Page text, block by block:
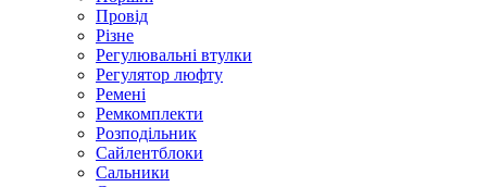
Провід
Різне
Регулювальні втулки
Регулятор люфту
Ремені
Ремкомплекти
Розподільник
Сайлентблоки
Сальники